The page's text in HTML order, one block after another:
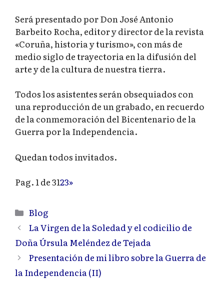
Será presentado por Don José Antonio
Barbeito Rocha, editor y director de la revista
«Coruña, historia y turismo», con más de
medio siglo de trayectoria en la difusión del
arte y de la cultura de nuestra tierra.
Todos los asistentes serán obsequiados con
una reproducción de un grabado, en recuerdo
de la conmemoración del Bicentenario de la
Guerra por la Independencia.
Quedan todos invitados.
Pag. 1 de 3123»
Categorías
Blog
La Virgen de la Soledad y el codicilio de
Doña Úrsula Meléndez de Tejada
Presentación de mi libro sobre la Guerra de
la Independencia (II)